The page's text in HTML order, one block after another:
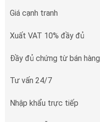
Giá cạnh tranh
Xuất VAT 10% đầy đủ
Đầy đủ chứng từ bán hàng
Tư vấn 24/7
Nhập khẩu trực tiếp